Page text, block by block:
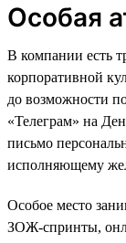
Особая
В компании есть
корпоративной
до возможности
«Телеграм» на
письмо
исполняющему
Особое место
ЗОЖ-спринты,